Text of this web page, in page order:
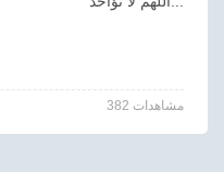
382 مشاهدات